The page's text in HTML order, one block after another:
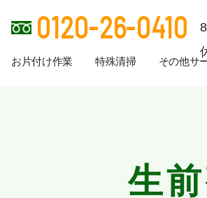
0120-26-0410
お片付け作業 特殊清掃 その他サ
生